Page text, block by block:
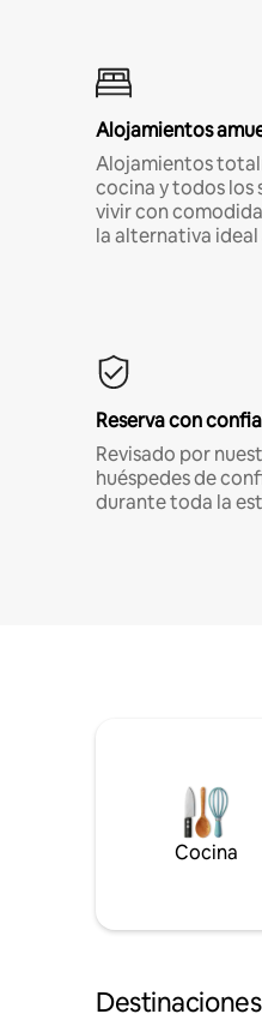
Alojamientos
Alojamientos
cocina y todos los
vivir con
la alternativa ideal
Reserva con
Revisado por
huéspedes de
durante toda la
Cocina